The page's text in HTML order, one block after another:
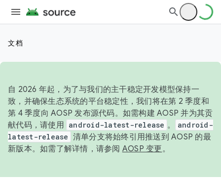
文档
自 2026 年起，为了与我们的主干稳定开发模型保持一
致，并确保生态系统的平台稳定性，我们将在第 2 季度和
第 4 季度向 AOSP 发布源代码。如需构建 AOSP 并为其贡
献代码，请使用 android-latest-release 。
android-
latest-release 清单分支将始终引用推送到 AOSP 的最
新版本。如需了解详情，请参阅 AOSP 变更。